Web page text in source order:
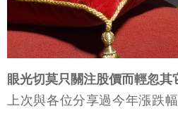
眼光切莫只關注股價而輕忽其
上次與各位分享過今年漲跌